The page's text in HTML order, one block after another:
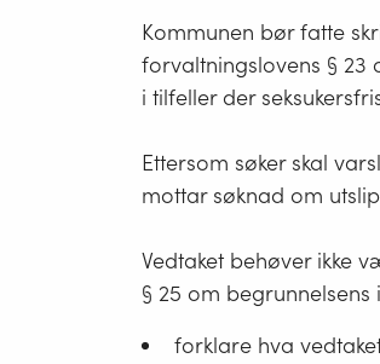
Kommunen bør fatte
forvaltningslovens § 23
i tilfeller der
Ettersom søker skal
mottar søknad om
Vedtaket behøver ikke
§ 25 om begrunnelsens
forklare hva